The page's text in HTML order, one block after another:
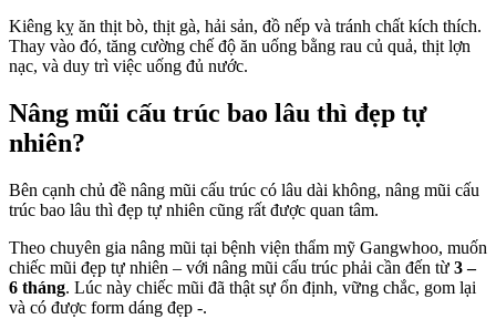
Kiêng kỵ ăn thịt bò, thịt gà, hải sản, đồ nếp và tránh chất kích thích.
Thay vào đó, tăng cường chế độ ăn uống bằng rau củ quả, thịt lợn
nạc, và duy trì việc uống đủ nước.
Nâng mũi cấu trúc bao lâu thì đẹp tự
nhiên?
Bên cạnh chủ đề nâng mũi cấu trúc có lâu dài không, nâng mũi cấu
trúc bao lâu thì đẹp tự nhiên cũng rất được quan tâm.
Theo chuyên gia nâng mũi tại bệnh viện thẩm mỹ Gangwhoo, muốn
chiếc mũi đẹp tự nhiên – với nâng mũi cấu trúc phải cần đến từ 3 –
6 tháng. Lúc này chiếc mũi đã thật sự ổn định, vững chắc, gom lại
và có được form dáng đẹp -.